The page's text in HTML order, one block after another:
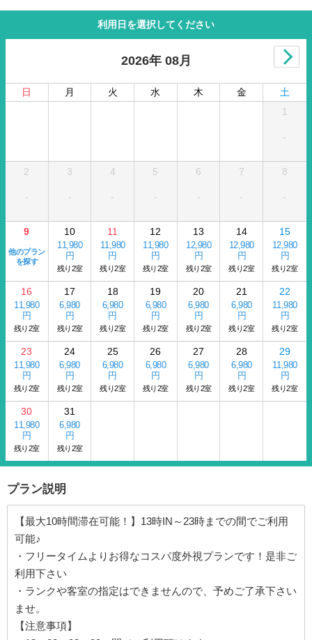
利用日を選択してください
2026年 08月
日 月 火 水 木 金
土
1
-
2
-
3
-
4
-
5
-
6
-
7
-
8
-
9
他のプラン
を探す
10
11,980
円
残り2室
11
11,980
円
残り2室
12
11,980
円
残り2室
13
12,980
円
残り2室
14
12,980
円
残り2室
15
12,980
円
残り2室
16
11,980
円
残り2室
17
6,980
円
残り2室
18
6,980
円
残り2室
19
6,980
円
残り2室
20
6,980
円
残り2室
21
6,980
円
残り2室
22
11,980
円
残り2室
23
11,980
円
残り2室
24
6,980
円
残り2室
25
6,980
円
残り2室
26
6,980
円
残り2室
27
6,980
円
残り2室
28
6,980
円
残り2室
29
11,980
円
残り2室
30
11,980
円
残り2室
31
6,980
円
残り2室
プラン説明
【最大10時間滞在可能！】13時IN～23時までの間でご利用
可能♪
・フリータイムよりお得なコスパ度外視プランです！是非ご
利用下さい
・ランクや客室の指定はできませんので、予めご了承下さい
ませ。
【注意事項】